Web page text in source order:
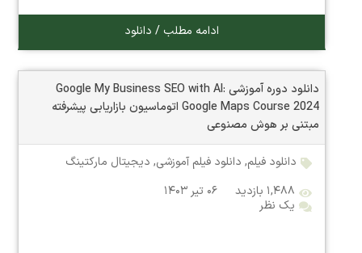
ادامه مطلب / دانلود
دانلود دوره آموزشی Google My Business SEO with AI:
Google Maps Course 2024 اتوماسیون بازاریابی پیشرفته
مبتنی بر هوش مصنوعی
دانلود فیلم, دانلود فیلم آموزشی, دیجیتال مارکتینگ
۱,۴۸۸ بازدید
۰۶ تیر ۱۴۰۳
یک نظر